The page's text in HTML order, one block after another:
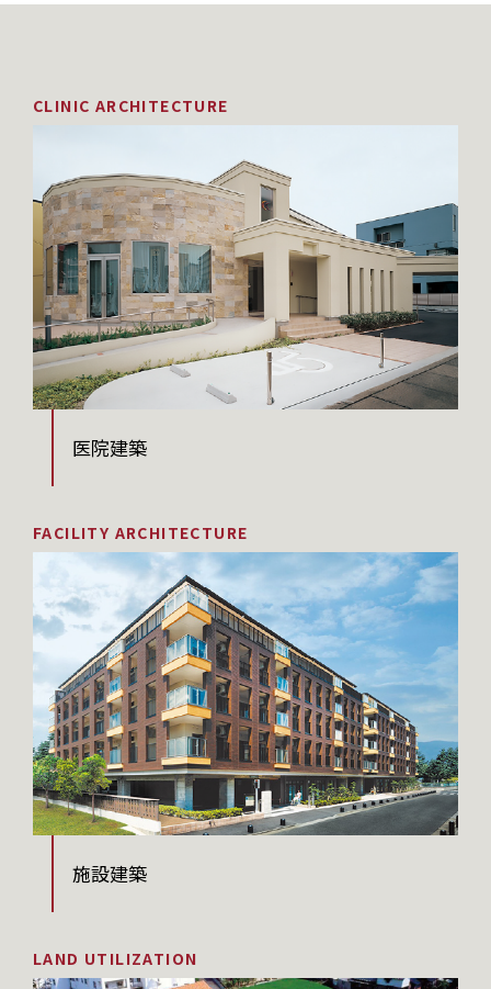
CLINIC ARCHITECTURE
医院建築
FACILITY ARCHITECTURE
施設建築
LAND UTILIZATION